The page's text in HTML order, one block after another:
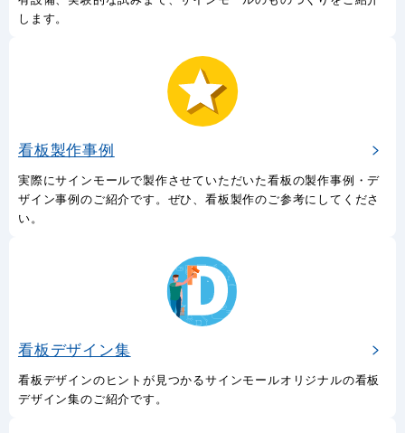
します。
看板製作事例
実際にサインモールで製作させていただいた看板の製作事例・デ
ザイン事例のご紹介です。ぜひ、看板製作のご参考にしてくださ
い。
看板デザイン集
看板デザインのヒントが見つかるサインモールオリジナルの看板
デザイン集のご紹介です。